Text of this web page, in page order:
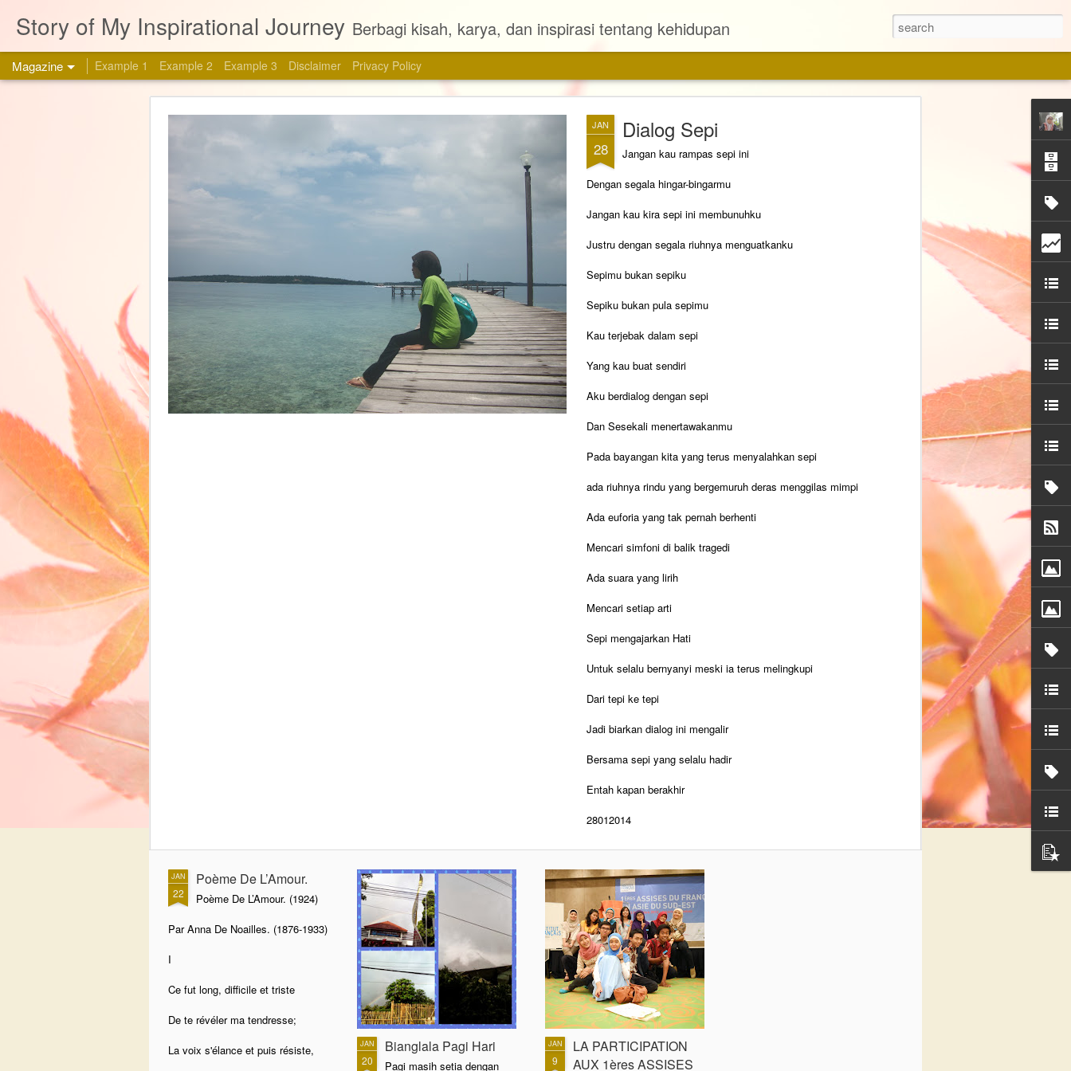
Story of My Inspirational Journey Berbagi kisah, karya, dan inspirasi tentang kehidupan
Magazine Example 1 Example 2 Example 3 Disclaimer Privacy Policy
JAN
28
Dialog Sepi
Jangan kau rampas sepi ini
Dengan segala hingar-bingarmu
Jangan kau kira sepi ini membunuhku
Justru dengan segala riuhnya menguatkanku
Sepimu bukan sepiku
Sepiku bukan pula sepimu
Kau terjebak dalam sepi
Yang kau buat sendiri
Aku berdialog dengan sepi
Dan Sesekali menertawakanmu
Pada bayangan kita yang terus menyalahkan sepi
ada riuhnya rindu yang bergemuruh deras menggilas mimpi
Ada euforia yang tak pernah berhenti
Mencari simfoni di balik tragedi
Ada suara yang lirih
Mencari setiap arti
Sepi mengajarkan Hati
Untuk selalu bernyanyi meski ia terus melingkupi
Dari tepi ke tepi
Jadi biarkan dialog ini mengalir
Bersama sepi yang selalu hadir
Entah kapan berakhir
28012014
JAN
22
Poème De L’Amour.
Poème De L’Amour. (1924)
Par Anna De Noailles. (1876-1933)
I
Ce fut long, difficile et triste
De te révéler ma tendresse;
La voix s'élance et puis résiste,
JAN
20
Bianglala Pagi Hari
Pagi masih setia dengan
JAN
9
LA PARTICIPATION
AUX 1ères ASSISES